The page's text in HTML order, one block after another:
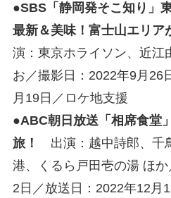
●SBS「静岡発そこ知り」
最新＆美味！富士山エリア
演：東京ホライソン、近江
お／撮影日：2022年9月26
月19日／ロケ地支援
●ABC朝日放送「相席食堂
旅！
出演：越中詩郎、千
港、くるら戸田壱の湯 ほ
2日／放送日：2022年12月